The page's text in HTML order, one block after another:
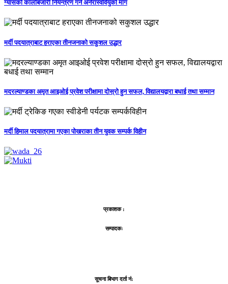
ग्यासको कालोबजारी नियन्त्रण गर्न अनेरास्ववियुको माग
मर्दी पदयात्राबाट हराएका तीनजनाको सकुशल उद्धार
मदरल्याण्डका अमृत आइओई प्रवेश परीक्षामा दोस्रो हुन सफल, विद्यालयद्वारा बधाई तथा सम्मान
मर्दी हिमाल पदयात्रामा गएका पोखराका तीन युवक सम्पर्क विहीन
प्रकाशक :
सम्पादकः
सूचना बिभाग दर्ता नं: